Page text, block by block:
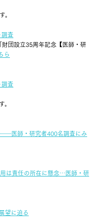
査
団設立35周年記念【医師・研
ら
査
医師・研究者400名調査にみ
は責任の所在に懸念…医師・研
望に迫る